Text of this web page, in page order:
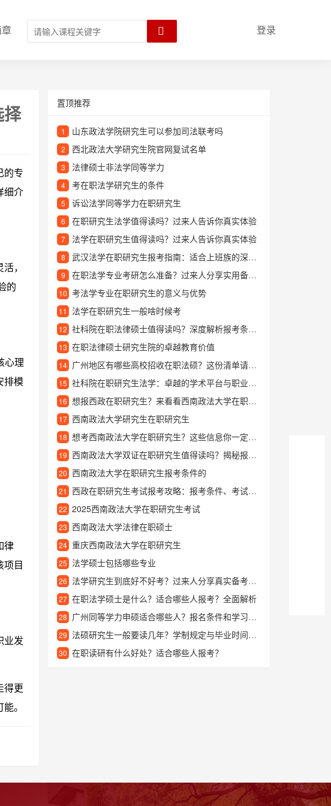
登录
择
的专
细介
，
的
心理
排模
律
项目
业发
得更
。
置顶推荐
1 山东政法学院研究生可以参加司法联考吗
2 西北政法大学研究生院官网复试名单
3 法律硕士非法学同等学力
4 考在职法学研究生的条件
5 诉讼法学同等学力在职研究生
6 在职研究生法学值得读吗？过来人告诉你真实体验
7 法学在职研究生值得读吗？过来人告诉你真实体验
8 武汉法学在职研究生报考指南：适合上班族的深造选择
9 在职法学专业考研怎么准备？过来人分享实用备考经验
10 考法学专业在职研究生的意义与优势
11 法学在职研究生一般啥时候考
12 社科院在职法律硕士值得读吗？深度解析报考条件与学习价值
13 在职法律硕士研究生院的卓越教育价值
14 广州地区有哪些高校招收在职法硕？这份清单请收好
15 社科院在职研究生法学：卓越的学术平台与职业发展路径
16 想报西政在职研究生？来看看西南政法大学在职研究生院的真实情况
17 西南政法大学研究生在职研究生
18 想考西南政法大学在职研究生？这些信息你一定要提前了解
19 西南政法大学双证在职研究生值得读吗？揭秘报考优势和就读体验
20 西南政法大学在职研究生报考条件的
21 西政在职研究生考试报考攻略：报考条件、考试科目及备考建议
22 2025西南政法大学在职研究生考试
23 西南政法大学法律在职硕士
24 重庆西南政法大学在职研究生
25 法学硕士包括哪些专业
26 法学研究生到底好不好考？过来人分享真实备考经验
27 在职法学硕士是什么？适合哪些人报考？全面解析
28 广州同等学力申硕适合哪些人？报名条件和学习流程全解析
29 法硕研究生一般要读几年？学制规定与毕业时间解析
30 在职读研有什么好处？适合哪些人报考？